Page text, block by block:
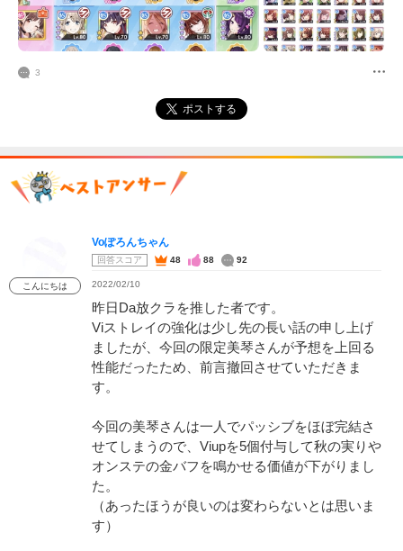
3
ポストする
こんにちは
Voぽろんちゃん
回答スコア 48 88 92
2022/02/10
昨日Da放クラを推した者です。
Viストレイの強化は少し先の長い話の申し上げ
ましたが、今回の限定美琴さんが予想を上回る
性能だったため、前言撤回させていただきま
す。
今回の美琴さんは一人でパッシブをほぼ完結さ
せてしまうので、Viupを5個付与して秋の実りや
オンステの金バフを鳴かせる価値が下がりまし
た。
（あったほうが良いのは変わらないとは思いま
す）